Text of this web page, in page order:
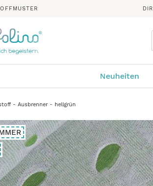
Neuheiten
- Ausbrenner - hellgrün